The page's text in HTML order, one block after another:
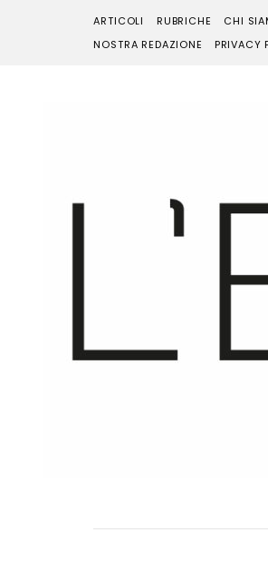
ARTICOLI RUBRICHE CHI
NOSTRA REDAZIONE
PRIVACY